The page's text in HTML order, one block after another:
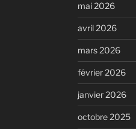
mai 2026
avril 2026
mars 2026
février 2026
janvier 2026
octobre 2025